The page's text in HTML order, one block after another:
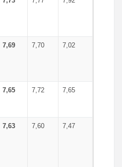
7,69 7,70 7,02
7,65 7,72 7,65
7,63 7,60 7,47